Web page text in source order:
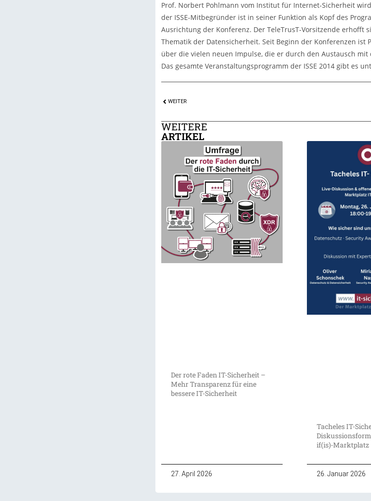
Prof. Norbert Pohlmann vom Institut für Internet-Sicherheit
der ISSE-Mitbegründer ist in seiner Funktion als Kopf des
Ausrichtung der Konferenz. Der TeleTrusT-Vorsitzende
Thematik der Datensicherheit. Seit Beginn der Konferenzen ist
über die vielen neuen Impulse, die er durch den Austausch
Das gesamte Veranstaltungsprogramm der ISSE 2014 gibt es
WEITER
WEITERE
ARTIKEL
Der rote Faden IT-Sicherheit –
Mehr Transparenz für eine
bessere IT-Sicherheit
27. April 2026
Tacheles IT-
if(is)-Marktplatz
26. Januar 2026